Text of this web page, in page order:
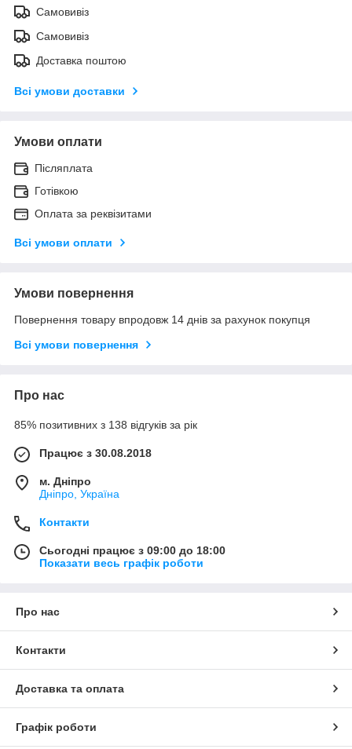
Самовивіз
Самовивіз
Доставка поштою
Всі умови доставки
Умови оплати
Післяплата
Готівкою
Оплата за реквізитами
Всі умови оплати
Умови повернення
Повернення товару впродовж 14 днів за рахунок покупця
Всі умови повернення
Про нас
85% позитивних з 138 відгуків за рік
Працює з 30.08.2018
м. Дніпро
Дніпро, Україна
Контакти
Сьогодні працює з 09:00 до 18:00
Показати весь графік роботи
Про нас
Контакти
Доставка та оплата
Графік роботи